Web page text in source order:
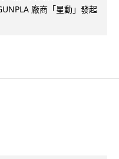
廠商「星動」發起